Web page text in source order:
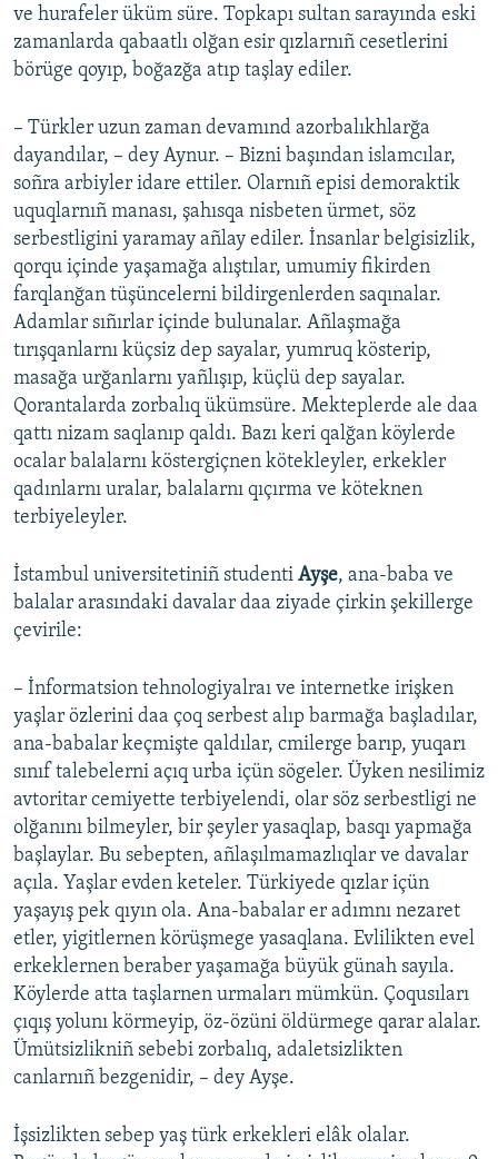
ve hurafeler üküm süre. Topkapı sultan sarayında eski
zamanlarda qabaatlı olğan esir qızlarnıñ cesetlerini
börüge qoyıp, boğazğa atıp taşlay ediler.
– Türkler uzun zaman devamınd azorbalıkhlarğa
dayandılar, – dey Aynur. – Bizni başından islamcılar,
soñra arbiyler idare ettiler. Olarnıñ episi demoraktik
uquqlarnıñ manası, şahısqa nisbeten ürmet, söz
serbestligini yaramay añlay ediler. İnsanlar belgisizlik,
qorqu içinde yaşamağa alıştılar, umumiy fikirden
farqlanğan tüşüncelerni bildirgenlerden saqınalar.
Adamlar sıñırlar içinde bulunalar. Añlaşmağa
tırışqanlarnı küçsiz dep sayalar, yumruq kösterip,
masağa urğanlarnı yañlışıp, küçlü dep sayalar.
Qorantalarda zorbalıq ükümsüre. Mekteplerde ale daa
qattı nizam saqlanıp qaldı. Bazı keri qalğan köylerde
ocalar balalarnı köstergiçnen kötekleyler, erkekler
qadınlarnı uralar, balalarnı qıçırma ve köteknen
terbiyeleyler.
İstambul universitetiniñ studenti Ayşe, ana-baba ve
balalar arasındaki davalar daa ziyade çirkin şekillerge
çevirile:
– İnformatsion tehnologiyalraı ve internetke irişken
yaşlar özlerini daa çoq serbest alıp barmağa başladılar,
ana-babalar keçmişte qaldılar, cmilerge barıp, yuqarı
sınıf talebelerni açıq urba içün sögeler. Üyken nesilimiz
avtoritar cemiyette terbiyelendi, olar söz serbestligi ne
olğanını bilmeyler, bir şeyler yasaqlap, basqı yapmağa
başlaylar. Bu sebepten, añlaşılmamazlıqlar ve davalar
açıla. Yaşlar evden keteler. Türkiyede qızlar içün
yaşayış pek qıyın ola. Ana-babalar er adımnı nezaret
etler, yigitlernen körüşmege yasaqlana. Evlilikten evel
erkeklernen beraber yaşamağa büyük günah sayıla.
Köylerde atta taşlarnen urmaları mümkün. Çoqusıları
çıqış yolunı körmeyip, öz-özüni öldürmege qarar alalar.
Ümütsizlikniñ sebebi zorbalıq, adaletsizlikten
canlarnıñ bezgenidir, – dey Ayşe.
İşsizlikten sebep yaş türk erkekleri elâk olalar.